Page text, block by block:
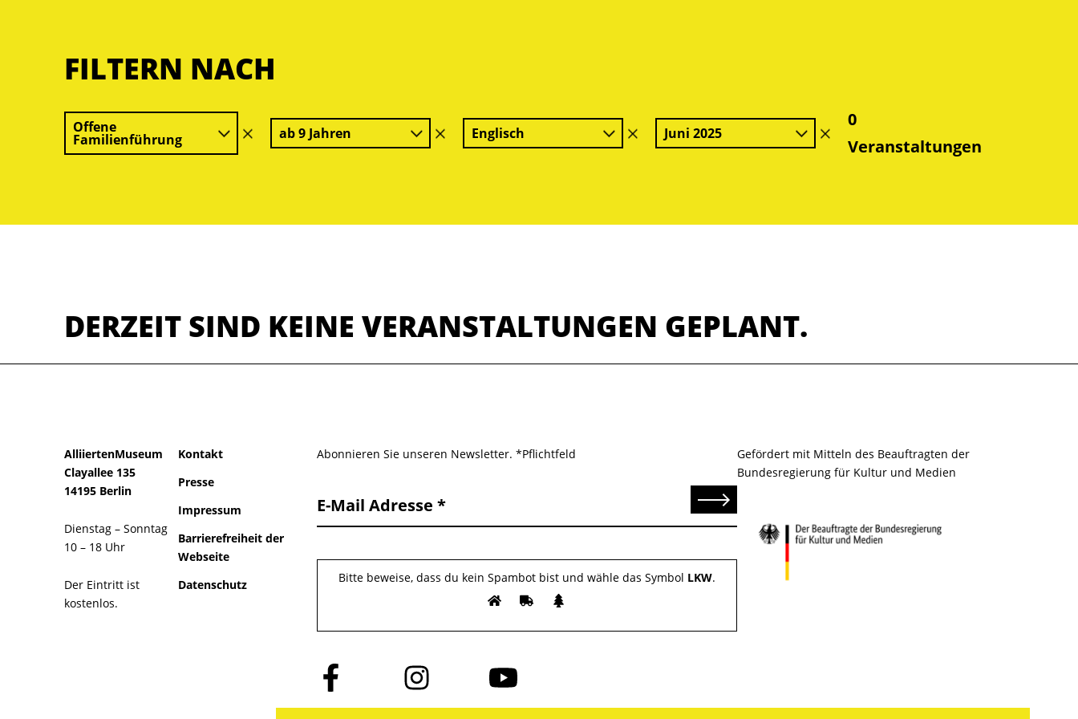
FILTERN NACH
Offene
Familienführung
Filter
löschen
ab 9 Jahren
Filter
löschen
Englisch
Filter
löschen
Juni 2025
Filter
löschen
0
Veranstaltungen
DERZEIT SIND KEINE VERANSTALTUNGEN GEPLANT.
AlliiertenMuseum
Clayallee 135
14195 Berlin
Dienstag – Sonntag
10 – 18 Uhr
Der Eintritt ist
kostenlos.
Kontakt
Presse
Impressum
Barrierefreiheit der
Webseite
Datenschutz
Abonnieren Sie unseren Newsletter. *Pflichtfeld
E-Mail Adresse Senden
Bitte beweise, dass du kein Spambot bist und wähle das Symbol LKW.
Folge
uns
auf
Folge
uns
auf
Folge
uns
auf
Gefördert mit Mitteln des Beauftragten der
Bundesregierung für Kultur und Medien